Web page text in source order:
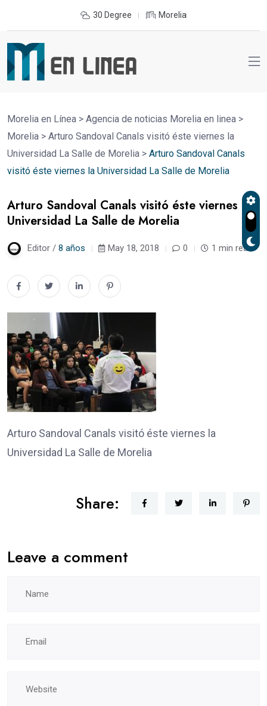
30 Degree Morelia
Morelia en Línea > Agencia de noticias Morelia en linea >
Morelia > Arturo Sandoval Canals visitó éste viernes la
Universidad La Salle de Morelia > Arturo Sandoval Canals
visitó éste viernes la Universidad La Salle de Morelia
Arturo Sandoval Canals visitó éste viernes la
Universidad La Salle de Morelia
Editor / 8 años May 18, 2018 0 1 min read
Arturo Sandoval Canals visitó éste viernes la
Universidad La Salle de Morelia
Share:
Leave a comment